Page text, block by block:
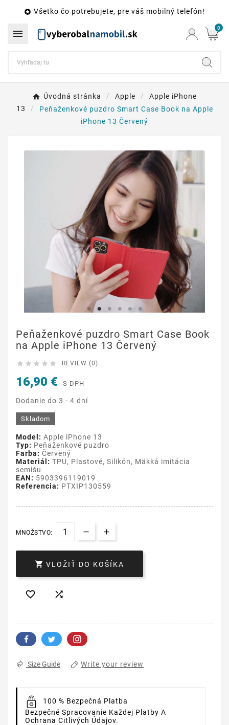
 Všetko čo potrebujete, pre váš mobilný telefón!
 0
Úvodná stránka Apple
Apple iPhone
13
Peňaženkové puzdro Smart Case Book na Apple
iPhone 13 Červený
Peňaženkové puzdro Smart Case Book
na Apple iPhone 13 Červený
     REVIEW (0)
16,90 € S DPH
Dodanie do 3 - 4 dní
Skladom
Model: Apple iPhone 13
Typ: Peňaženkové puzdro
Farba: Červený
Materiál: TPU, Plastové, Silikón, Mäkká imitácia
semišu
EAN: 5903396119019
Referencia: PTXIP130559
MNOŽSTVO:
 VLOŽIŤ DO KOŠÍKA
 
Size Guide Write your review
100 % Bezpečná Platba
Bezpečné Spracovanie Každej Platby A
Ochrana Citlivých Údajov.